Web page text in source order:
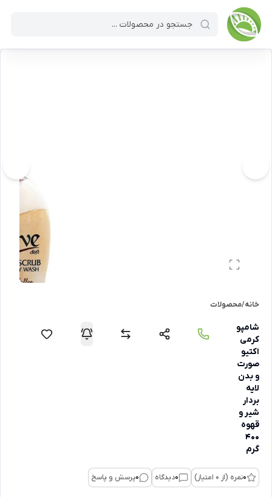
خانه/محصولات
شامپو
کرمی
اکتیو
صورت
و بدن
لایه
بردار
شیر و
قهوه
400
گرم
0نمره (از 0 امتیاز) 0دیدگاه 0پرسش و پاسخ